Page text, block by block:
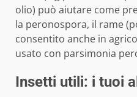
olio) può aiutare come
la peronospora, il rame
consentito anche in
usato con parsimonia
Insetti utili: i tuoi